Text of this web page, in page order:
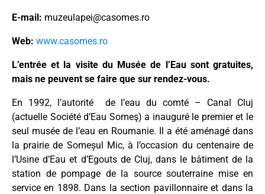
E-mail: muzeulapei@casomes.ro
Web: www.casomes.ro
L’entrée et la visite du Musée de l’Eau sont gratuites,
mais ne peuvent se faire que sur rendez-vous.
En 1992, l’autorité de l’eau du comté – Canal Cluj
(actuelle Société d’Eau Someş) a inauguré le premier et le
seul musée de l’eau en Roumanie. Il a été aménagé dans
la prairie de Someșul Mic, à l’occasion du centenaire de
l’Usine d’Eau et d’Egouts de Cluj, dans le bâtiment de la
station de pompage de la source souterraine mise en
service en 1898. Dans la section pavillonnaire et dans la